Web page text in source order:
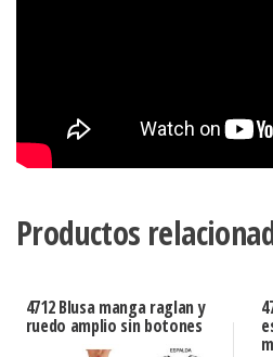
Productos
4712 Blusa manga raglan y
ruedo amplio sin botones